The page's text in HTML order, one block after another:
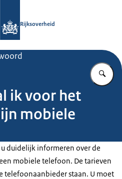
Rijksoverheid
ik voor het
mobiele
duidelijk informeren over de
mobiele telefoon. De tarieven
telefoonaanbieder staan. U moet